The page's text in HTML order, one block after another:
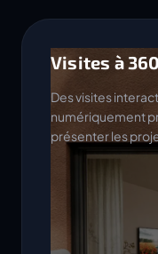
Visites à
Des visites
numériquement
présenter les